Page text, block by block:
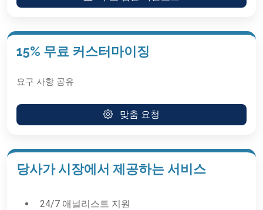
15% 무료 커스터마이징
요구 사항 공유
맞춤 요청
당사가 시장에서 제공하는 서비스
24/7 애널리스트 지원